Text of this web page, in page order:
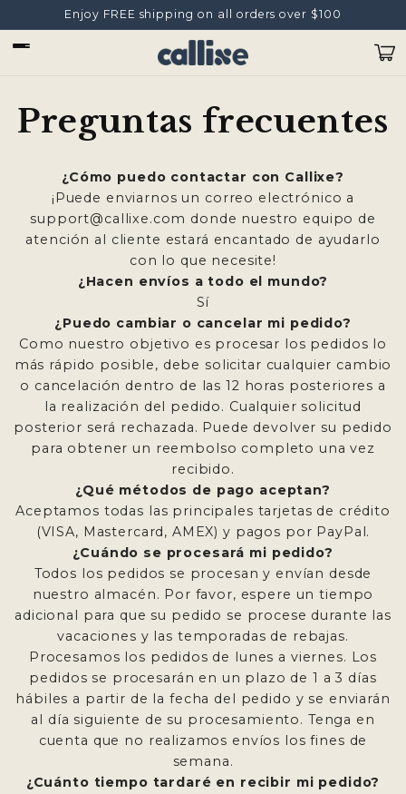
Enjoy FREE shipping on all orders over $100
Carrito
Preguntas frecuentes
¿Cómo puedo contactar con Callixe?
¡Puede enviarnos un correo electrónico a
support@callixe.com donde nuestro equipo de
atención al cliente estará encantado de ayudarlo
con lo que necesite!
¿Hacen envíos a todo el mundo?
Sí
¿Puedo cambiar o cancelar mi pedido?
Como nuestro objetivo es procesar los pedidos lo
más rápido posible, debe solicitar cualquier cambio
o cancelación dentro de las 12 horas posteriores a
la realización del pedido. Cualquier solicitud
posterior será rechazada. Puede devolver su pedido
para obtener un reembolso completo una vez
recibido.
¿Qué métodos de pago aceptan?
Aceptamos todas las principales tarjetas de crédito
(VISA, Mastercard, AMEX) y pagos por PayPal.
¿Cuándo se procesará mi pedido?
Todos los pedidos se procesan y envían desde
nuestro almacén. Por favor, espere un tiempo
adicional para que su pedido se procese durante las
vacaciones y las temporadas de rebajas.
Procesamos los pedidos de lunes a viernes. Los
pedidos se procesarán en un plazo de 1 a 3 días
hábiles a partir de la fecha del pedido y se enviarán
al día siguiente de su procesamiento. Tenga en
cuenta que no realizamos envíos los fines de
semana.
¿Cuánto tiempo tardaré en recibir mi pedido?